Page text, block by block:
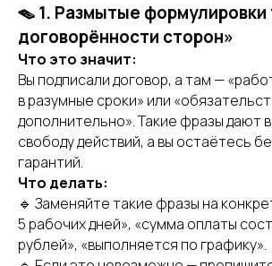
🪤 1. Размытые формулировки
договорённости сторон»
Что это значит:
Вы подписали договор, а там —
в разумные сроки» или
дополнительно». Такие фразы дают
свободу действий, а вы остаётесь
гарантий.
Что делать:
🔹 Заменяйте такие фразы на
5 рабочих дней», «сумма оплаты
рублей», «выполняется по графику».